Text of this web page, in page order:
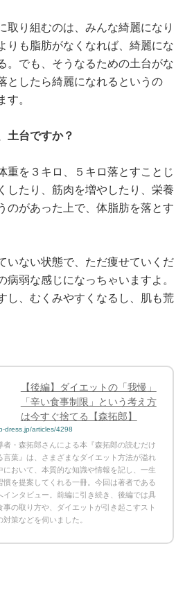
取り組むのは、みんな綺麗になり
りも脂肪がなくなれば、綺麗にな
。でも、そうなるための土台がな
としたら綺麗になれるというの
す。
台ですか？
重を３キロ、５キロ落とすことじ
したり、筋肉を増やしたり、栄養
のがあった上で、体脂肪を落とす
いない状態で、ただ痩せていくだ
病弱な感じになっちゃいますよ。
し、むくみやすくなるし、肌も荒
【後編】ダイエットの「我慢」
「辛い食事制限」という考え方
は今すぐ捨てる【森拓郎】
dress.jp/articles/4298
者・森拓郎さんによる本『森拓郎の読むだけ
言葉』は、さまざまなダイエット方法が溢れ
において、本質的な知識や情報を記し、一生
慣を提案してくれる一冊。今回は著者である
インタビュー。前編に引き続き、後編では具
事の取り方や、ダイエットが引き起こすスト
対策などを伺いました。